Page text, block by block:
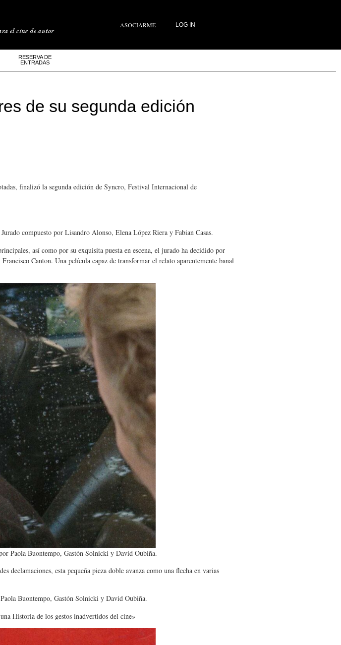
el cine de autor
ASOCIARME LOG IN
RESERVA DE
ENTRADAS
de su segunda edición
finalizó la segunda edición de Syncro, Festival Internacional de
Jurado compuesto por Lisandro Alonso, Elena López Riera y Fabian Casas.
así como por su exquisita puesta en escena, el jurado ha decidido por
Canton. Una película capaz de transformar el relato aparentemente banal
Paola Buontempo, Gastón Solnicki y David Oubiña.
esta pequeña pieza doble avanza como una flecha en varias
Buontempo, Gastón Solnicki y David Oubiña.
Historia de los gestos inadvertidos del cine»